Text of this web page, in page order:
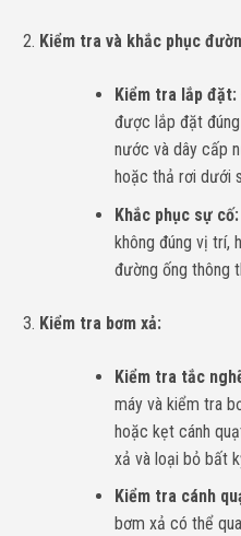
Kiểm tra và khắc phục
Kiểm tra lắp đặt:
được lắp đặt
nước và dây cấp
hoặc thả rơi dưới
Khắc phục sự cố:
không đúng vị trí,
đường ống thông
Kiểm tra bơm xả:
Kiểm tra tắc
máy và kiểm tra
hoặc kẹt cánh
xả và loại bỏ bất
Kiểm tra cánh
bơm xả có thể